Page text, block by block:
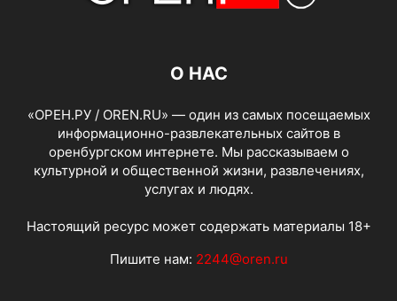
О НАС
«ОРЕН.РУ / OREN.RU» — один из самых посещаемых
информационно-развлекательных сайтов в
оренбургском интернете. Мы рассказываем о
культурной и общественной жизни, развлечениях,
услугах и людях.
Настоящий ресурс может содержать материалы 18+
Пишите нам: 2244@oren.ru